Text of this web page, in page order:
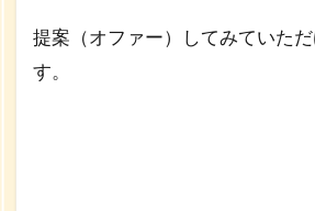
提案（オファー）してみていた
す。